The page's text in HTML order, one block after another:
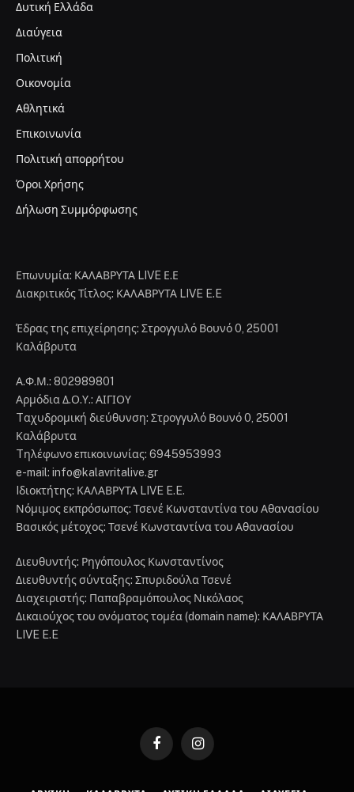
Δυτική Ελλάδα
Διαύγεια
Πολιτική
Οικονομία
Αθλητικά
Επικοινωνία
Πολιτική απορρήτου
Όροι Χρήσης
Δήλωση Συμμόρφωσης
Επωνυμία: ΚΑΛΑΒΡΥΤΑ LIVE Ε.Ε
Διακριτικός Τίτλος: ΚΑΛΑΒΡΥΤΑ LIVE E.E
Έδρας της επιχείρησης: Στρογγυλό Βουνό 0, 25001
Καλάβρυτα
Α.Φ.Μ.: 802989801
Αρμόδια Δ.Ο.Υ.: ΑΙΓΙΟΥ
Tαχυδρομική διεύθυνση: Στρογγυλό Βουνό 0, 25001
Καλάβρυτα
Tηλέφωνο επικοινωνίας: 6945953993
e-mail: info@kalavritalive.gr
Iδιοκτήτης: ΚΑΛΑΒΡΥΤΑ LIVE E.E.
Νόμιμος εκπρόσωπος: Τσενέ Κωνσταντίνα του Αθανασίου
Βασικός μέτοχος: Τσενέ Κωνσταντίνα του Αθανασίου
Διευθυντής: Ρηγόπουλος Κωνσταντίνος
Διευθυντής σύνταξης: Σπυριδούλα Τσενέ
Διαχειριστής: Παπαβραμόπουλος Νικόλαος
Δικαιούχος του ονόματος τομέα (domain name): ΚΑΛΑΒΡΥΤΑ
LIVE E.E
FacebookInstagram